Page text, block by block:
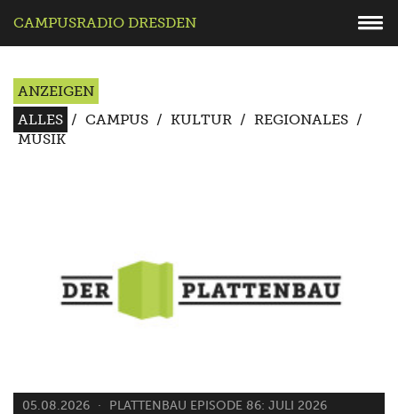
CAMPUSRADIO DRESDEN
ANZEIGEN
ALLES / CAMPUS / KULTUR / REGIONALES /
MUSIK
05.08.2026 PLATTENBAU EPISODE 86: JULI 2026